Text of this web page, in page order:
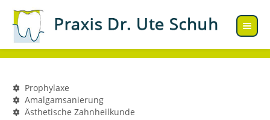
Prophylaxe
Amalgamsanierung
Ästhetische Zahnheilkunde